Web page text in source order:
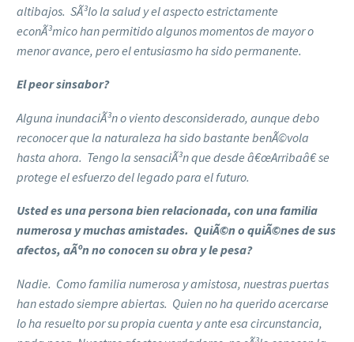
altibajos. SÃ³lo la salud y el aspecto estrictamente
econÃ³mico han permitido algunos momentos de mayor o
menor avance, pero el entusiasmo ha sido permanente.
El peor sinsabor?
Alguna inundaciÃ³n o viento desconsiderado, aunque debo
reconocer que la naturaleza ha sido bastante benÃ©vola
hasta ahora. Tengo la sensaciÃ³n que desde â€œArribaâ€ se
protege el esfuerzo del legado para el futuro.
Usted es una persona bien relacionada, con una familia
numerosa y muchas amistades. QuiÃ©n o quiÃ©nes de sus
afectos, aÃºn no conocen su obra y le pesa?
Nadie. Como familia numerosa y amistosa, nuestras puertas
han estado siempre abiertas. Quien no ha querido acercarse
lo ha resuelto por su propia cuenta y ante esa circunstancia,